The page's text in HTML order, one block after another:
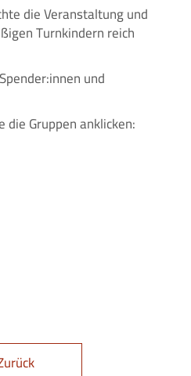
die Veranstaltung und
Turnkindern reich
und
Gruppen anklicken: